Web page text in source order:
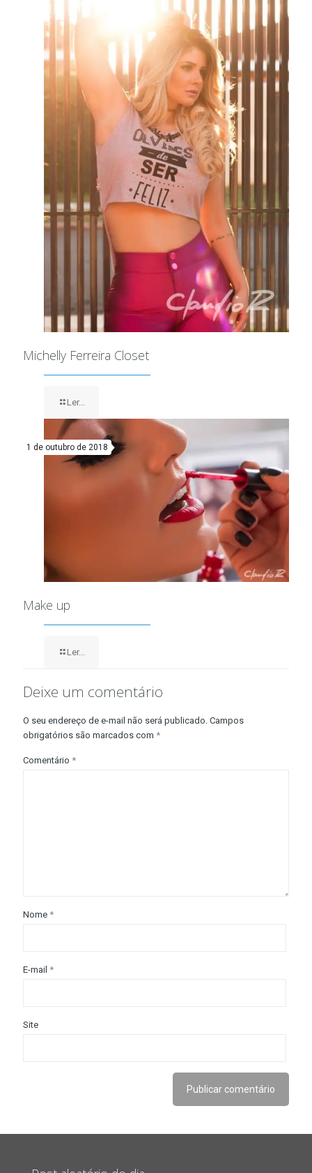
Michelly Ferreira Closet
Ler...
1 de outubro de 2018
Make up
Ler...
Deixe um comentário
O seu endereço de e-mail não será publicado. Campos
obrigatórios são marcados com *
Comentário *
Nome *
E-mail *
Site